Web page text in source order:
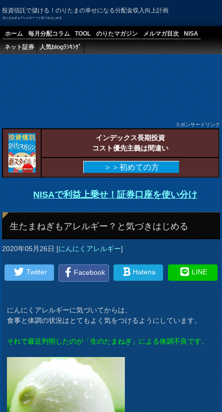
投資信託で儲ける！のりたまの幸せになる分配金収入向上計画
生たまねぎもアレルギー？と気づきはじめる
ホーム 毎月分配コラム TOOL のりたマガジン メルマガ目次
NISA
ネット証券
人気blogﾗﾝｷﾝｸﾞ
スポンサードリンク
インデックス長期投資
コスト優先主義は間違い
＞＞初めての方
NISAで利益上乗せ！証券口座を使い分け
生たまねぎもアレルギー？と気づきはじめる
2020年05月26日[にんにくアレルギー]
Twitter Facebook Hatena LINE
にんにくアレルギーに気づいてからは、
食事と体調の状況はとてもよく気をつけるようにしています。
それで最近判明したのが「生のたまねぎ」による体調不良です。